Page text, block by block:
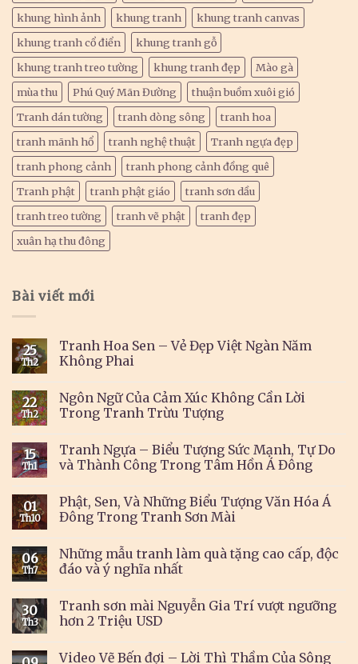
khung hình ảnh
khung tranh
khung tranh canvas
khung tranh cổ điển
khung tranh gỗ
khung tranh treo tường
khung tranh đẹp
Mào gà
mùa thu
Phú Quý Mãn Đường
thuận buồm xuôi gió
Tranh dán tường
tranh dòng sông
tranh hoa
tranh mãnh hổ
tranh nghệ thuật
Tranh ngựa đẹp
tranh phong cảnh
tranh phong cảnh đồng quê
Tranh phật
tranh phật giáo
tranh sơn dầu
tranh treo tường
tranh vẽ phật
tranh đẹp
xuân hạ thu đông
Bài viết mới
25
Th2
Tranh Hoa Sen – Vẻ Đẹp Việt Ngàn Năm
Không Phai
22
Th2
Ngôn Ngữ Của Cảm Xúc Không Cần Lời
Trong Tranh Trừu Tượng
15
Th1
Tranh Ngựa – Biểu Tượng Sức Mạnh, Tự Do
và Thành Công Trong Tâm Hồn Á Đông
01
Th10
Phật, Sen, Và Những Biểu Tượng Văn Hóa Á
Đông Trong Tranh Sơn Mài
06
Th7
Những mẫu tranh làm quà tặng cao cấp, độc
đáo và ý nghĩa nhất
30
Th3
Tranh sơn mài Nguyễn Gia Trí vượt ngưỡng
hơn 2 Triệu USD
Video Vẽ Bến đợi – Lời Thì Thầm Của Sông